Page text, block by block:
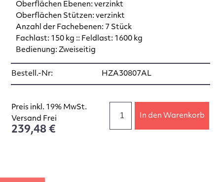
Oberflächen Ebenen: verzinkt
Oberflächen Stützen: verzinkt
Anzahl der Fachebenen: 7 Stück
Fachlast: 150 kg :: Feldlast: 1600 kg
Bedienung: Zweiseitig
Bestell.-Nr: HZA30807AL
Preis inkl. 19% MwSt.
Versand Frei
239,48 €
In den Warenkorb